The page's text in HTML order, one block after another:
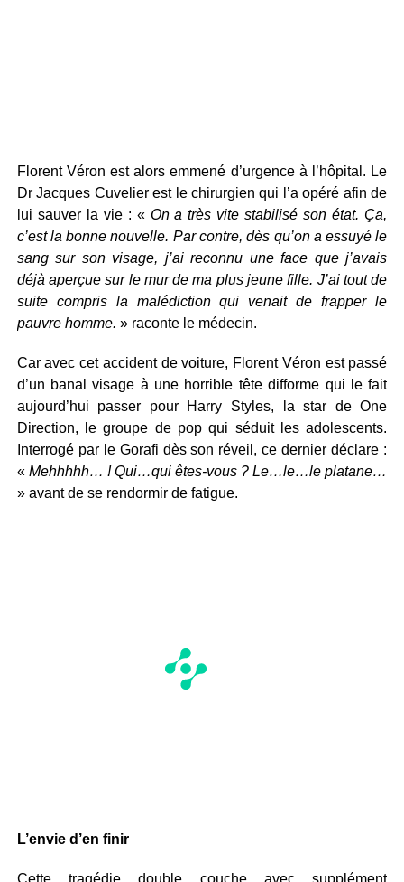
Florent Véron est alors emmené d’urgence à l’hôpital. Le
Dr Jacques Cuvelier est le chirurgien qui l’a opéré afin de
lui sauver la vie : «On a très vite stabilisé son état. Ça,
c’est la bonne nouvelle. Par contre, dès qu’on a essuyé le
sang sur son visage, j’ai reconnu une face que j’avais
déjà aperçue sur le mur de ma plus jeune fille. J’ai tout de
suite compris la malédiction qui venait de frapper le
pauvre homme. » raconte le médecin.
Car avec cet accident de voiture, Florent Véron est passé
d’un banal visage à une horrible tête difforme qui le fait
aujourd’hui passer pour Harry Styles, la star de One
Direction, le groupe de pop qui séduit les adolescents.
Interrogé par le Gorafi dès son réveil, ce dernier déclare :
« Mehhhhh… ! Qui…qui êtes-vous ? Le…le…le platane…
» avant de se rendormir de fatigue.
L’envie d’en finir
Cette tragédie double couche avec supplément